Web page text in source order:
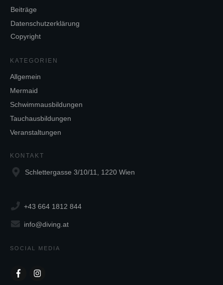
Beiträge
Datenschutzerklärung
Copyright
KATEGORIEN
Allgemein
Mermaid
Schwimmausbildungen
Tauchausbildungen
Veranstaltungen
KONTAKT
Schlettergasse 3/10/11, 1220 Wien
+43 664 1812 844
info@diving.at
SOCIAL MEDIA